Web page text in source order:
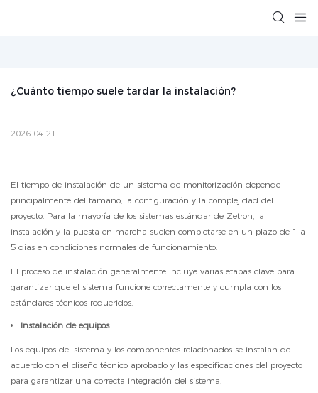
¿Cuánto tiempo suele tardar la instalación?
2026-04-21
El tiempo de instalación de un sistema de monitorización depende
principalmente del tamaño, la configuración y la complejidad del
proyecto. Para la mayoría de los sistemas estándar de Zetron, la
instalación y la puesta en marcha suelen completarse en un plazo de 1 a
5 días en condiciones normales de funcionamiento.
El proceso de instalación generalmente incluye varias etapas clave para
garantizar que el sistema funcione correctamente y cumpla con los
estándares técnicos requeridos:
Instalación de equipos
Los equipos del sistema y los componentes relacionados se instalan de
acuerdo con el diseño técnico aprobado y las especificaciones del proyecto
para garantizar una correcta integración del sistema.